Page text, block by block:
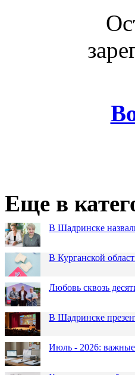
Еще в
В Шадринске
В Курганской
Любовь сквозь
В Шадринске
Июль - 2026: важные